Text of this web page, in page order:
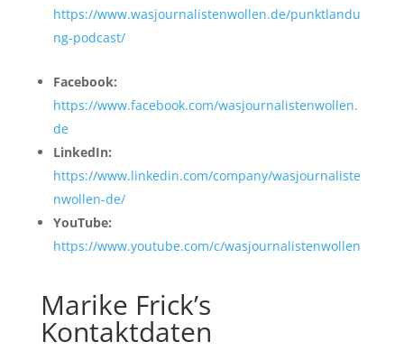
https://www.wasjournalistenwollen.de/punktlandu
ng-podcast/
Facebook:
https://www.facebook.com/wasjournalistenwollen.
de
LinkedIn:
https://www.linkedin.com/company/wasjournaliste
nwollen-de/
YouTube:
https://www.youtube.com/c/wasjournalistenwollen
Marike Frick’s
Kontaktdaten